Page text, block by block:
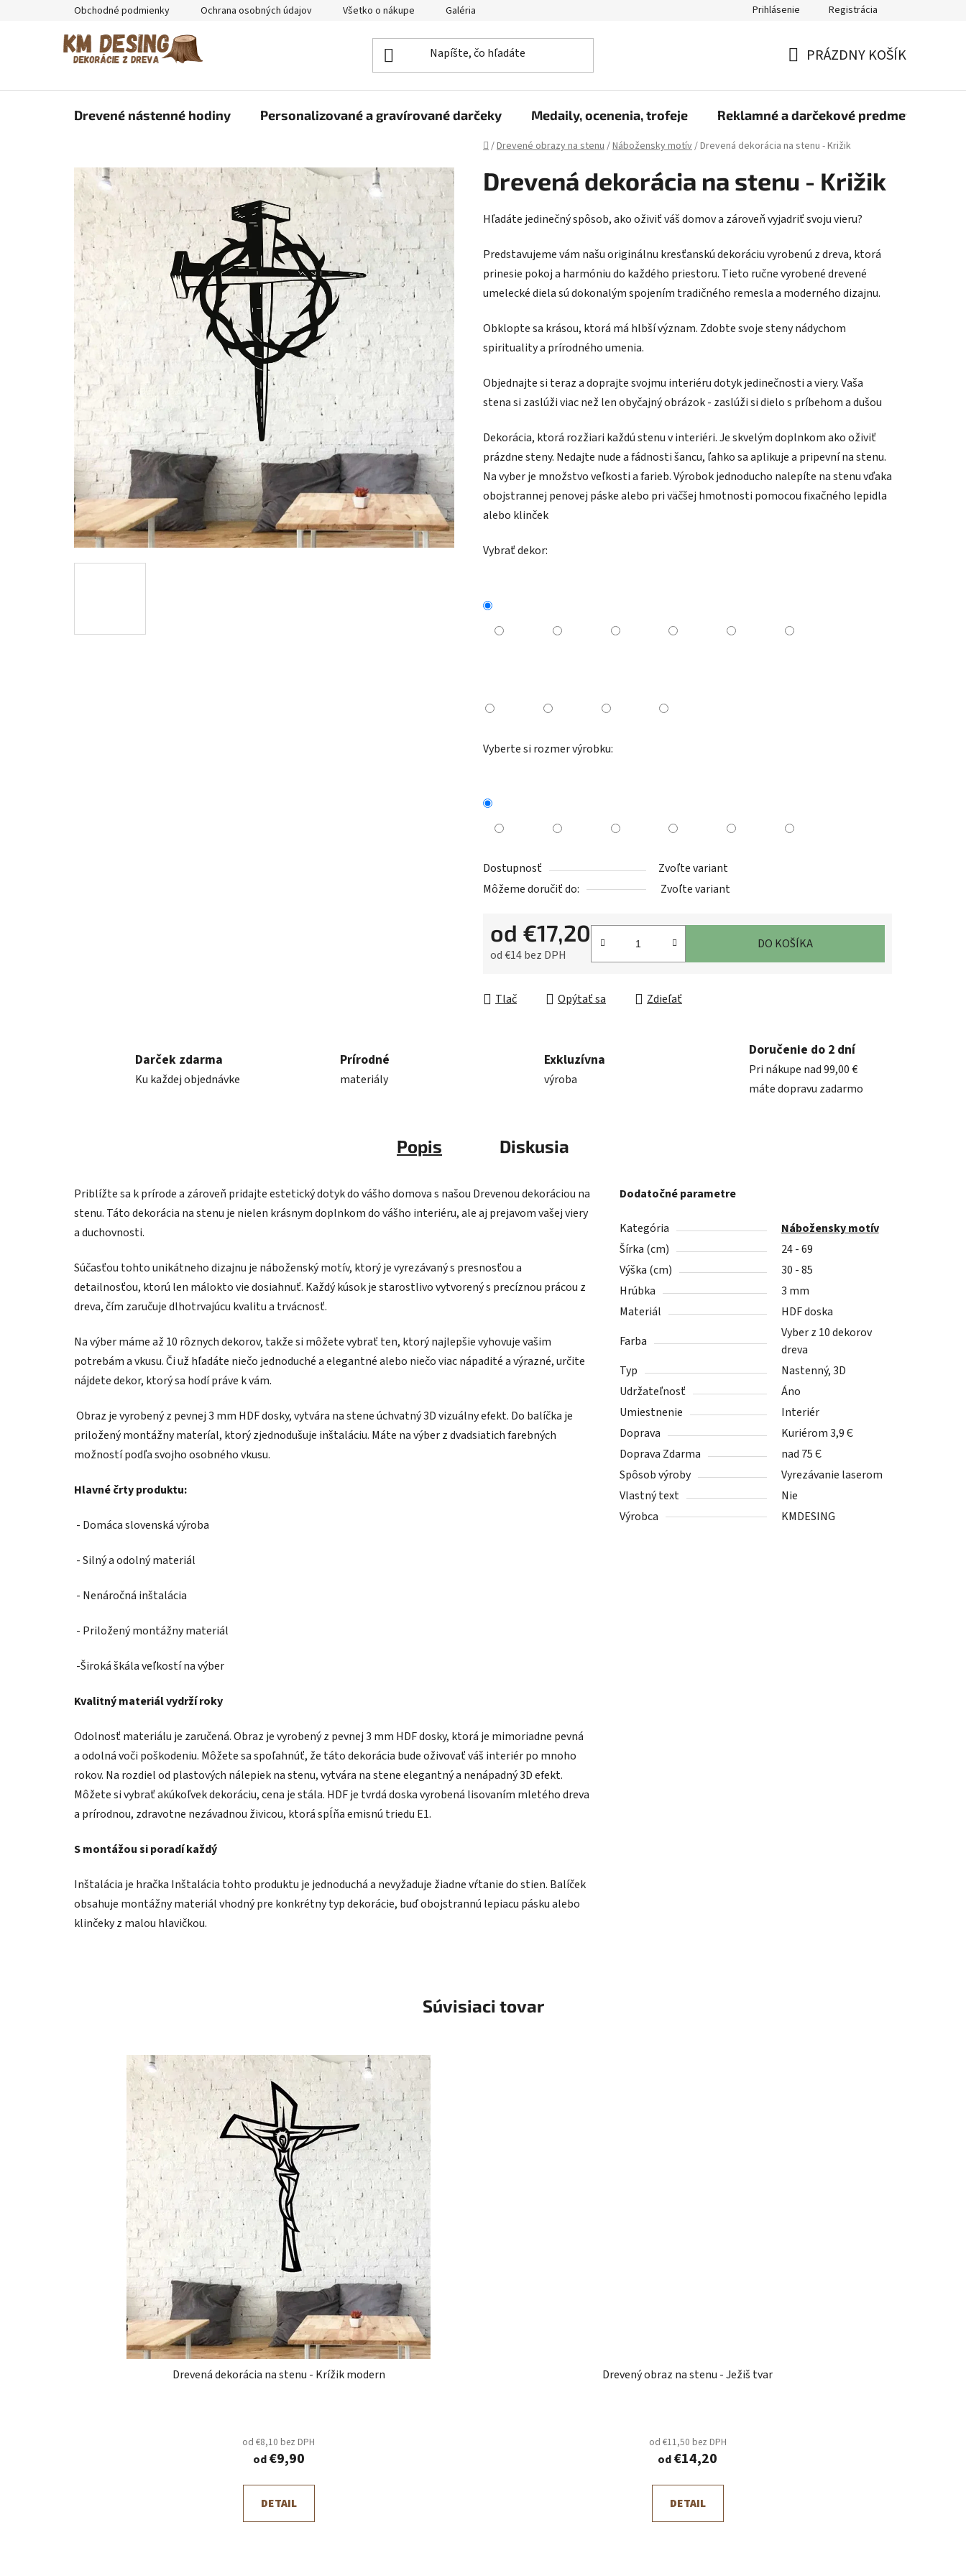
Obchodné podmienky Ochrana osobných údajov Všetko o nákupe Galéria Formulár na odstúpenie od zmluvy O nás
Prihlásenie Registrácia
KOŠÍK
PRÁZDNY KOŠÍK
Drevené nástenné hodiny Personalizované a gravírované darčeky Medaily, ocenenia, trofeje Reklamné a darčekové predmety
Domov
/Drevené obrazy na stenu/Nábožensky motív/Drevená dekorácia na stenu - Križik
Drevená dekorácia na stenu - Križik
Hľadáte jedinečný spôsob, ako oživiť váš domov a zároveň vyjadriť svoju vieru?
Predstavujeme vám našu originálnu kresťanskú dekoráciu vyrobenú z dreva, ktorá
prinesie pokoj a harmóniu do každého priestoru. Tieto ručne vyrobené drevené
umelecké diela sú dokonalým spojením tradičného remesla a moderného dizajnu.
Obklopte sa krásou, ktorá má hlbší význam. Zdobte svoje steny nádychom
spirituality a prírodného umenia.
Objednajte si teraz a doprajte svojmu interiéru dotyk jedinečnosti a viery. Vaša
stena si zaslúži viac než len obyčajný obrázok - zaslúži si dielo s príbehom a dušou
Dekorácia, ktorá rozžiari každú stenu v interiéri. Je skvelým doplnkom ako oživiť
prázdne steny. Nedajte nude a fádnosti šancu, ľahko sa aplikuje a pripevní na stenu.
Na vyber je množstvo veľkosti a farieb. Výrobok jednoducho nalepíte na stenu vďaka
obojstrannej penovej páske alebo pri väčšej hmotnosti pomocou fixačného lepidla
alebo klinček
Vybrať dekor:
Vyberte si rozmer výrobku:
Dostupnosť
Zvoľte variant
Môžeme doručiť do:
Zvoľte variant
od €17,20
od€14bez DPH
DO KOŠÍKA
Tlač Opýtať sa Zdieľať
Darček zdarma
Ku každej objednávke
Prírodné
materiály
Exkluzívna
výroba
Doručenie do 2 dní
Pri nákupe nad 99,00 €
máte dopravu zadarmo
Popis Diskusia
Priblížte sa k prírode a zároveň pridajte estetický dotyk do vášho domova s našou Drevenou dekoráciou na
stenu. Táto dekorácia na stenu je nielen krásnym doplnkom do vášho interiéru, ale aj prejavom vašej viery
a duchovnosti.
Súčasťou tohto unikátneho dizajnu je náboženský motív, ktorý je vyrezávaný s presnosťou a
detailnosťou, ktorú len málokto vie dosiahnuť. Každý kúsok je starostlivo vytvorený s precíznou prácou z
dreva, čím zaručuje dlhotrvajúcu kvalitu a trvácnosť.
Na výber máme až 10 rôznych dekorov, takže si môžete vybrať ten, ktorý najlepšie vyhovuje vašim
potrebám a vkusu. Či už hľadáte niečo jednoduché a elegantné alebo niečo viac nápadité a výrazné, určite
nájdete dekor, ktorý sa hodí práve k vám.
Obraz je vyrobený z pevnej 3 mm HDF dosky, vytvára na stene úchvatný 3D vizuálny efekt. Do balíčka je
priložený montážny materíal, ktorý zjednodušuje inštaláciu. Máte na výber z dvadsiatich farebných
možností podľa svojho osobného vkusu.
Hlavné črty produktu:
- Domáca slovenská výroba
- Silný a odolný materiál
- Nenáročná inštalácia
- Priložený montážny materiál
-Široká škála veľkostí na výber
Kvalitný materiál vydrží roky
Odolnosť materiálu je zaručená. Obraz je vyrobený z pevnej 3 mm HDF dosky, ktorá je mimoriadne pevná
a odolná voči poškodeniu. Môžete sa spoľahnúť, že táto dekorácia bude oživovať váš interiér po mnoho
rokov. Na rozdiel od plastových nálepiek na stenu, vytvára na stene elegantný a nenápadný 3D efekt.
Môžete si vybrať akúkoľvek dekoráciu, cena je stála. HDF je tvrdá doska vyrobená lisovaním mletého dreva
a prírodnou, zdravotne nezávadnou živicou, ktorá spĺňa emisnú triedu E1.
S montážou si poradí každý
Inštalácia je hračka Inštalácia tohto produktu je jednoduchá a nevyžaduje žiadne vŕtanie do stien. Balíček
obsahuje montážny materiál vhodný pre konkrétny typ dekorácie, buď obojstrannú lepiacu pásku alebo
klinčeky z malou hlavičkou.
Dodatočné parametre
Kategória
Nábožensky motív
Šírka (cm)
24 - 69
Výška (cm)
30 - 85
Hrúbka
3 mm
Materiál
HDF doska
Farba
Vyber z 10 dekorov
dreva
Typ
Nastenný, 3D
Udržateľnosť
Áno
Umiestnenie
Interiér
Doprava
Kuriérom 3,9 Є
Doprava Zdarma
nad 75 Є
Spôsob výroby
Vyrezávanie laserom
Vlastný text
Nie
Výrobca
KMDESING
Súvisiaci tovar
Drevená dekorácia na stenu - Krížik modern
od €8,10 bez DPH
od€9,90
DETAIL
Drevený obraz na stenu - Ježiš tvar
od €11,50 bez DPH
od€14,20
DETAIL